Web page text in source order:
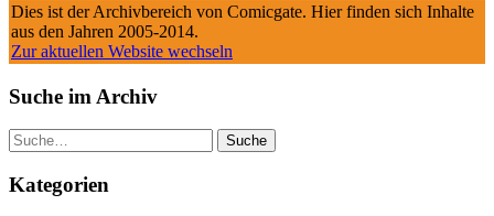
Dies ist der Archivbereich von Comicgate. Hier finden sich Inhalte
aus den Jahren 2005-2014.
Zur aktuellen Website wechseln
Suche im Archiv
Suche
Kategorien